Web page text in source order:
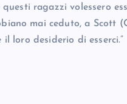
ragazzi volessero
mai ceduto, a Scott
loro desiderio di esserci.”